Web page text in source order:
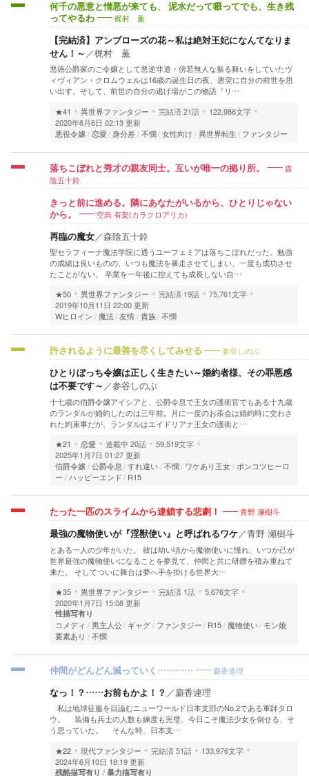
何千の悪意と憎悪が来ても、 泥水だって啜ってでも、生き残
ってやるわ
梶村 薫
【完結済】アンブローズの花～私は絶対王妃になんてなりま
せん！～ ／梶村 薫
悪徳公爵家のご令嬢として悪逆非道・傍若無人な振る舞いをしていたヴ
ィヴィアン・クロムウェルは16歳の誕生日の夜、唐突に自分の前世を思
い出す。そして、前世の自分の逃げ場がこの物語『リ…
★41
異世界ファンタジー 完結済21話
122,986文字
2020年6月6日 02:13 更新
悪役令嬢 恋愛 身分差 不憫 女性向け 異世界転生 ファンタジー
落ちこぼれと秀才の親友同士。互いが唯一の拠り所。
森
陰五十鈴
きっと前に進める。隣にあなたがいるから、ひとりじゃない
から。
空烏 有架(カラクロアリカ)
再臨の魔女／森陰五十鈴
聖セラフィーナ魔法学院に通うユーフェミアは落ちこぼれだった。勉強
の成績は良いものの、いつも魔法を暴走させてしまい、一度も成功させ
たことがない。 卒業を一年後に控えても成長しない自…
★50
異世界ファンタジー 完結済 19話
75,761文字
2019年10月11日 22:00 更新
Wヒロイン
魔法 友情 貴族 不憫
許されるように最善を尽くしてみせる 参谷しのぶ
ひとりぼっち令嬢は正しく生きたい～婚約者様、その罪悪感
は不要です～ ／参谷しのぶ
十七歳の伯爵令嬢アイシアと、公爵令息で王女の護衛官でもある十九歳
のランダルが婚約したのは三年前。月に一度のお茶会は婚約時に交わさ
れた約束事だが、ランダルはエイドリアナ王女の護衛と…
★21
恋愛 連載中 20話
59,519文字
2025年1月7日 01:27 更新
伯爵令嬢 公爵令息 すれ違い 不憫 ワケあり王女
ポンコツヒーロ
ー
ハッピーエンド R15
たった一匹のスライムから連鎖する悲劇！ 青野 瀬樹斗
最強の魔物使いが『淫獣使い』と呼ばれるワケ／青野 瀬樹斗
とある一人の少年がいた。 彼は幼い頃から魔物使いに憧れ、いつか己が
世界最強の魔物使いになることを夢見て、仲間と共に研鑽を積み重ねて
来た。 そしてついに舞台は夢へ手を掛ける世界大…
★35
異世界ファンタジー 完結済 1話
5,676文字
2020年1月7日 15:08 更新
性描写有り
コメディ 男主人公 ギャグ ファンタジー R15 魔物使い モン娘
要素あり
不憫
仲間がどんどん減っていく………… 麝香連理
なっ！？……お前もかよ！？ ／麝香連理
私は地球征服を目論むニューワールド日本支部のNo.2である軍師タロ
ウ。 装備も兵士の人数も練度も完璧、今日こそ魔法少女を倒せる、そ
う思っていた。 そんな時、日本支…
★22
現代ファンタジー 完結済51話
133,976文字
2024年6月10日 18:19 更新
残酷描写有り 暴力描写有り